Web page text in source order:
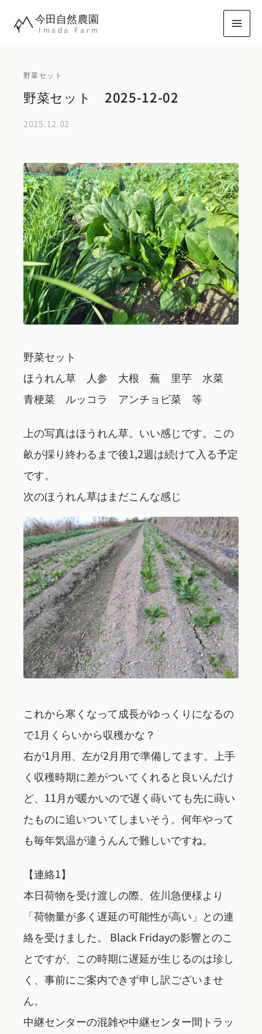
今田自然農園
Imada Farm
野菜セット
野菜セット 2025-12-02
2025.12.02
野菜セット
ほうれん草 人参 大根 蕪 里芋 水菜
青梗菜 ルッコラ アンチョビ菜 等
上の写真はほうれん草。いい感じです。この
畝が採り終わるまで後1,2週は続けて入る予定
です。
次のほうれん草はまだこんな感じ
これから寒くなって成長がゆっくりになるの
で1月くらいから収穫かな？
右が1月用、左が2月用で準備してます。上手
く収穫時期に差がついてくれると良いんだけ
ど、11月が暖かいので遅く蒔いても先に蒔い
たものに追いついてしまいそう。何年やって
も毎年気温が違うんんで難しいですね。
【連絡1】
本日荷物を受け渡しの際、佐川急便様より
「荷物量が多く遅延の可能性が高い」との連
絡を受けました。 Black Fridayの影響とのこ
とですが、この時期に遅延が生じるのは珍し
く、事前にご案内できず申し訳ございませ
ん。
中継センターの混雑や中継センター間トラッ